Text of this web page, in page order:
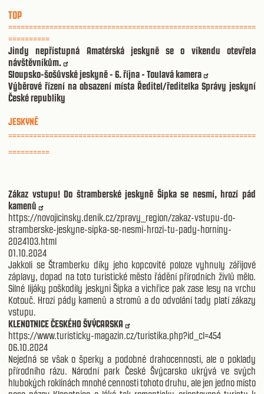
TOP
============================================================
==========
Jindy nepřístupná Amatérská jeskyně se o víkendu otevřela
návštěvníkům.
Sloupsko-šošůvské jeskyně - 6. října - Toulavá kamera
Výběrové řízení na obsazení místa Ředitel/ředitelka Správy jeskyní
České republiky
JESKYNĚ
============================================================
==========
Zákaz vstupu! Do štramberské jeskyně Šipka se nesmí, hrozí pád
kamenů
https://novojicinsky.denik.cz/zpravy_region/zakaz-vstupu-do-
stramberske-jeskyne-sipka-se-nesmi-hrozi-tu-pady-horniny-
2024103.html
01.10.2024
Jakkoli se Štramberku díky jeho kopcovité poloze vyhnuly zářijové
záplavy, dopad na toto turistické město řádění přírodních živlů mělo.
Silné lijáky poškodily jeskyni Šipka a vichřice pak zase lesy na vrchu
Kotouč. Hrozí pády kamenů a stromů a do odvolání tady platí zákazy
vstupu.
KLENOTNICE ČESKÉHO ŠVÝCARSKA
https://www.turisticky-magazin.cz/turistika.php?id_cl=454
06.10.2024
Nejedná se však o šperky a podobné drahocennosti, ale o poklady
přírodního rázu. Národní park České Švýcarsko ukrývá ve svých
hlubokých roklinách mnohé cennosti tohoto druhu, ale jen jedno místo